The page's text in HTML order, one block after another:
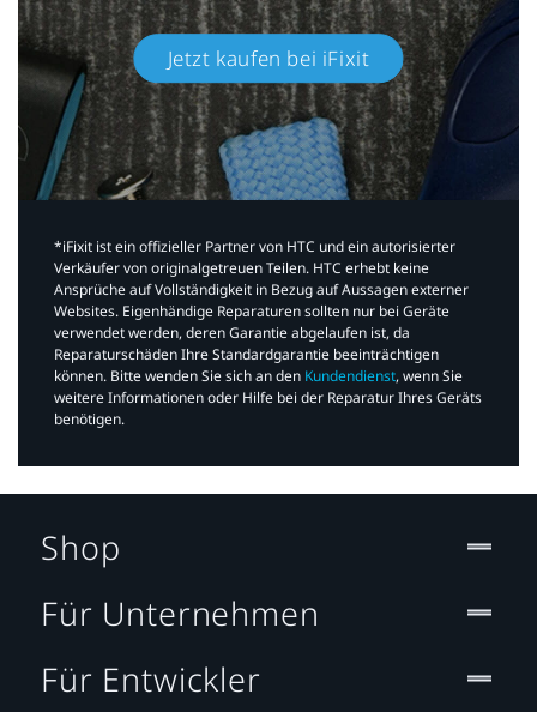
Jetzt kaufen bei iFixit​
*iFixit ist ein offizieller Partner von HTC und ein autorisierter
Verkäufer von originalgetreuen Teilen. HTC erhebt keine
Ansprüche auf Vollständigkeit in Bezug auf Aussagen externer
Websites. Eigenhändige Reparaturen sollten nur bei Geräte
verwendet werden, deren Garantie abgelaufen ist, da
Reparaturschäden Ihre Standardgarantie beeinträchtigen
können. Bitte wenden Sie sich an den Kundendienst, wenn Sie
weitere Informationen oder Hilfe bei der Reparatur Ihres Geräts
benötigen.​
Shop
Für Unternehmen
Für Entwickler